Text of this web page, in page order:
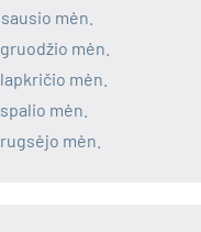
mėn.
mėn.
mėn.
mėn.
mėn.